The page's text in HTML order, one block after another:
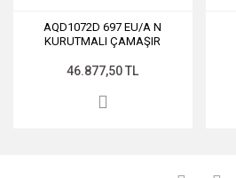
AQD1072D 697 EU/A N
KURUTMALI ÇAMAŞIR
46.877,50 TL